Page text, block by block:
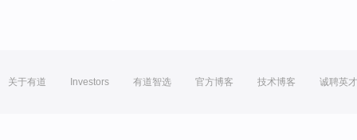
关于有道 Investors 有道智选 官方博客 技术博客 诚聘英才